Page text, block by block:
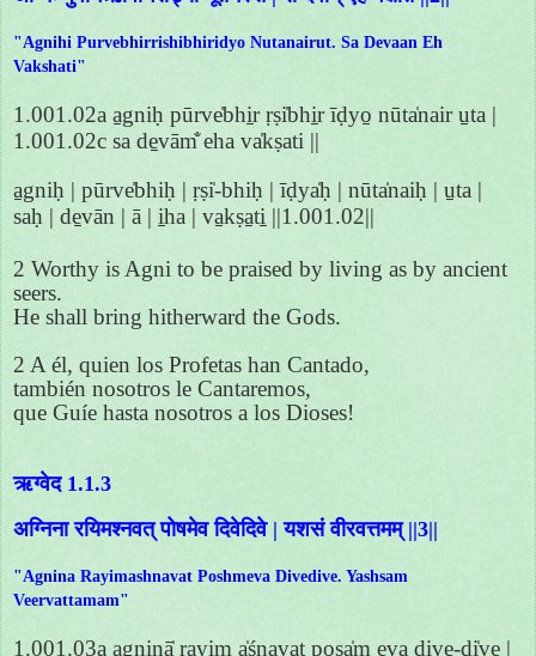
"Agnihi Purvebhirrishibhiridyo Nutanairut. Sa Devaan Eh
Vakshati"
1.001.02a a̱gniḥ pūrve̍bhi̱r ṛṣi̍bhi̱r īḍyo̱ nūta̍nair u̱ta |
1.001.02c sa de̱vām̐ eha va̍kṣati ||
a̱gniḥ | pūrve̍bhiḥ | ṛṣi̍-bhiḥ | īḍya̍ḥ | nūta̍naiḥ | u̱ta |
saḥ | de̱vān | ā | i̱ha | va̱kṣa̱ti̱ ||1.001.02||
2 Worthy is Agni to be praised by living as by ancient
seers.
He shall bring hitherward the Gods.
2 A él, quien los Profetas han Cantado,
también nosotros le Cantaremos,
que Guíe hasta nosotros a los Dioses!
ऋग्वेद 1.1.3
अग्निना रयिमश्नवत् पोषमेव दिवेदिवे | यशसं वीरवत्तमम् ||3||
"Agnina Rayimashnavat Poshmeva Divedive. Yashsam
Veervattamam"
1.001.03a a̱gninā̍ ra̱yim a̍śnava̱t poṣa̍m e̱va di̱ve-di̍ve |